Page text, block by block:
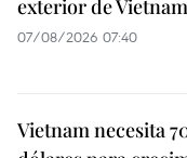
exterior de Vietnam
07/08/2026 07:40
Vietnam necesita